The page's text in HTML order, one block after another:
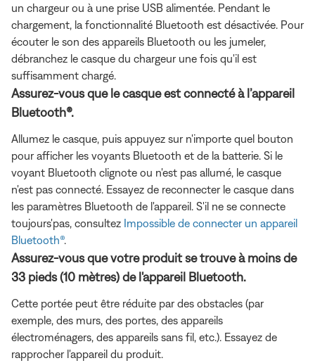
un chargeur ou à une prise USB alimentée. Pendant le
chargement, la fonctionnalité Bluetooth est désactivée. Pour
écouter le son des appareils Bluetooth ou les jumeler,
débranchez le casque du chargeur une fois qu'il est
suffisamment chargé.
Assurez-vous que le casque est connecté à l’appareil
Bluetooth®.
Allumez le casque, puis appuyez sur n'importe quel bouton
pour afficher les voyants Bluetooth et de la batterie. Si le
voyant Bluetooth clignote ou n'est pas allumé, le casque
n'est pas connecté. Essayez de reconnecter le casque dans
les paramètres Bluetooth de l'appareil. S'il ne se connecte
toujours'pas, consultez Impossible de connecter un appareil
Bluetooth®.
Assurez-vous que votre produit se trouve à moins de
33 pieds (10 mètres) de l'appareil Bluetooth.
Cette portée peut être réduite par des obstacles (par
exemple, des murs, des portes, des appareils
électroménagers, des appareils sans fil, etc.). Essayez de
rapprocher l'appareil du produit.